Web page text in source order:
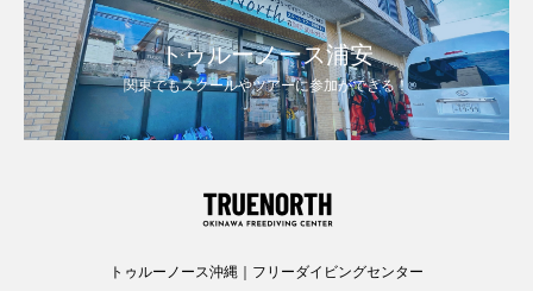
トゥルーノース浦安
関東でもスクールやツアーに参加ができる！
トゥルーノース沖縄｜フリーダイビングセンター